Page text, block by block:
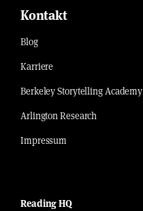
Kontakt
Blog
Karriere
Berkeley Storytelling Academy
Arlington Research
Impressum
Reading HQ